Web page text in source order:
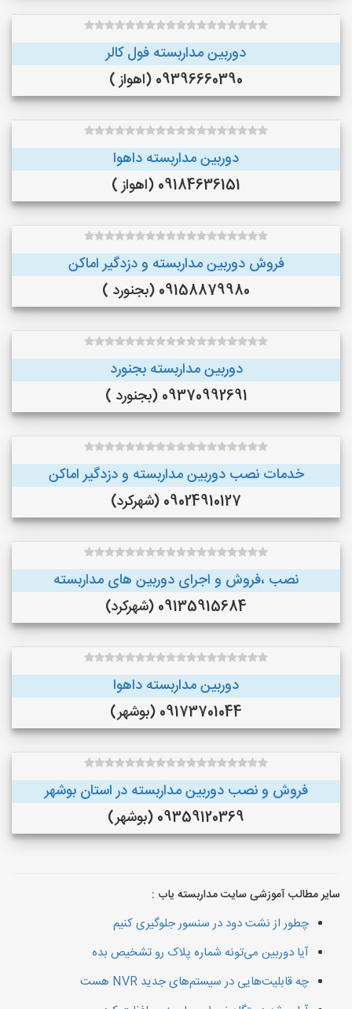
دوربین مداربسته فول کالر
09396660390 (اهواز )
دوربین مداربسته داهوا
09184636151 (اهواز )
فروش دوربین مداربسته و دزدگیر اماکن
09158879980 (بجنورد )
دوربین مداربسته بجنورد
09370992691 (بجنورد )
خدمات نصب دوربین مداربسته و دزدگیر اماکن
09024910127 (شهرکرد)
نصب ،فروش و اجرای دوربین های مداربسته
09135915684 (شهرکرد)
دوربین مداربسته داهوا
09173701044 (بوشهر)
فروش و نصب دوربین مداربسته در استان بوشهر
09359120369 (بوشهر)
سایر مطالب آموزشی سایت مداربسته یاب :
چطور از نشت دود در سنسور جلوگیری کنیم
آیا دوربین می‌تونه شماره پلاک رو تشخیص بده
چه قابلیت‌هایی در سیستم‌های جدید NVR هست